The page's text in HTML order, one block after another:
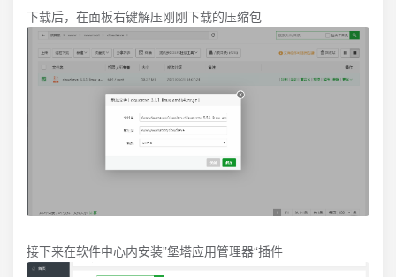
下载后，在面板右键解压刚刚下载的压缩包
接下来在软件中心内安装”堡塔应用管理器“插件